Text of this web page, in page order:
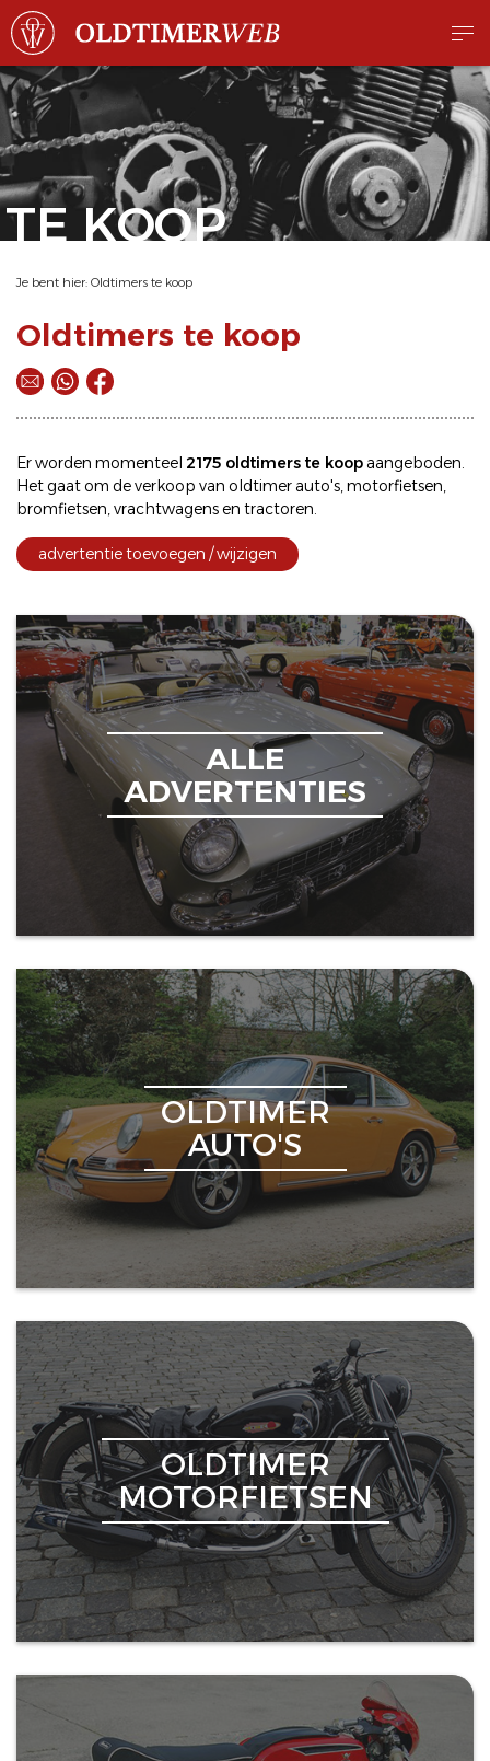
TE KOOP
Je bent hier: Oldtimers te koop
Oldtimers te koop
Er worden momenteel 2175 oldtimers te koopaangeboden.
Het gaat om deverkoop van oldtimerauto's,motorfietsen,
bromfietsen,vrachtwagens en tractoren.
advertentie toevoegen / wijzigen
ALLE
ADVERTENTIES
OLDTIMER
AUTO'S
OLDTIMER
MOTORFIETSEN